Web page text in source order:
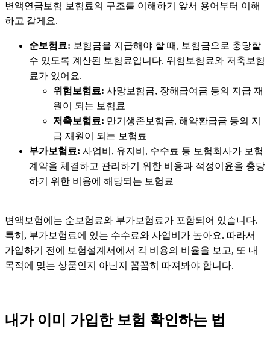
변액연금보험 보험료의 구조를 이해하기 앞서 용어부터 이해
하고 갈게요.
순보험료: 보험금을 지급해야 할 때, 보험금으로 충당할
수 있도록 계산된 보험료입니다. 위험보험료와 저축보험
료가 있어요.
위험보험료: 사망보험금, 장해급여금 등의 지급 재
원이 되는 보험료
저축보험료: 만기생존보험금, 해약환급금 등의 지
급 재원이 되는 보험료
부가보험료: 사업비, 유지비, 수수료 등 보험회사가 보험
계약을 체결하고 관리하기 위한 비용과 적정이윤을 충당
하기 위한 비용에 해당되는 보험료
변액보험에는 순보험료와 부가보험료가 포함되어 있습니다.
특히, 부가보험료에 있는 수수료와 사업비가 높아요. 따라서
가입하기 전에 보험설계서에서 각 비용의 비율을 보고, 또 내
목적에 맞는 상품인지 아닌지 꼼꼼히 따져봐야 합니다.
내가 이미 가입한 보험 확인하는 법